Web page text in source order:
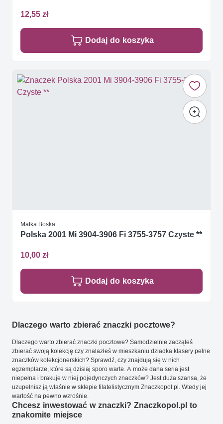
12,55 zł
Dodaj do koszyka
Matka Boska
Polska 2001 Mi 3904-3906 Fi 3755-3757 Czyste **
10,00 zł
Dodaj do koszyka
Dlaczego warto zbierać znaczki pocztowe?
Dlaczego warto zbierać znaczki pocztowe? Samodzielnie zacząłeś
zbierać swoją kolekcję czy znalazłeś w mieszkaniu dziadka klasery pełne
znaczków kolekcjonerskich? Sprawdź, czy znajdują się w nich
egzemplarze, które są dzisiaj sporo warte. A może dana seria jest
niepełna i brakuje w niej pojedynczych znaczków? Jest duża szansa, że
uzupełnisz ją właśnie w sklepie filatelistycznym Znaczkopol.pl. Wtedy jej
wartość na pewno wzrośnie.
Chcesz inwestować w znaczki? Znaczkopol.pl to
znakomite miejsce